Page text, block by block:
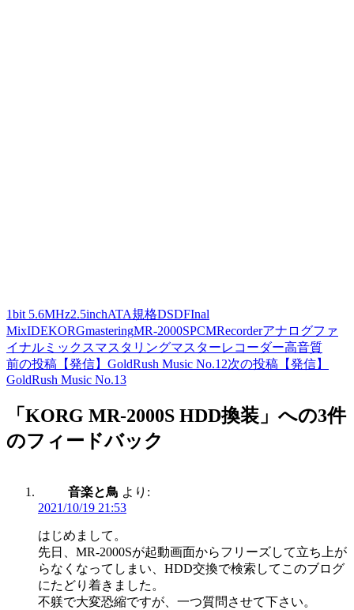
1bit 5.6MHz2.5inchATA規格DSDFInal
MixIDEKORGmasteringMR-2000SPCMRecorderアナログファ
イナルミックスマスタリングマスターレコーダー高音質
投
ナ
ビ
前の投稿 【発信】GoldRush Music No.12次の投稿 【発信】
GoldRush Music No.13
「KORG MR-2000S HDD換装」への3件
のフィードバック
音楽と鳥 より:
2021/10/19 21:53
はじめまして。
先日、MR-2000Sが起動画面からフリーズして立ち上が
らなくなってしまい、HDD交換で検索してこのブログ
にたどり着きました。
不躾で大変恐縮ですが、一つ質問させて下さい。